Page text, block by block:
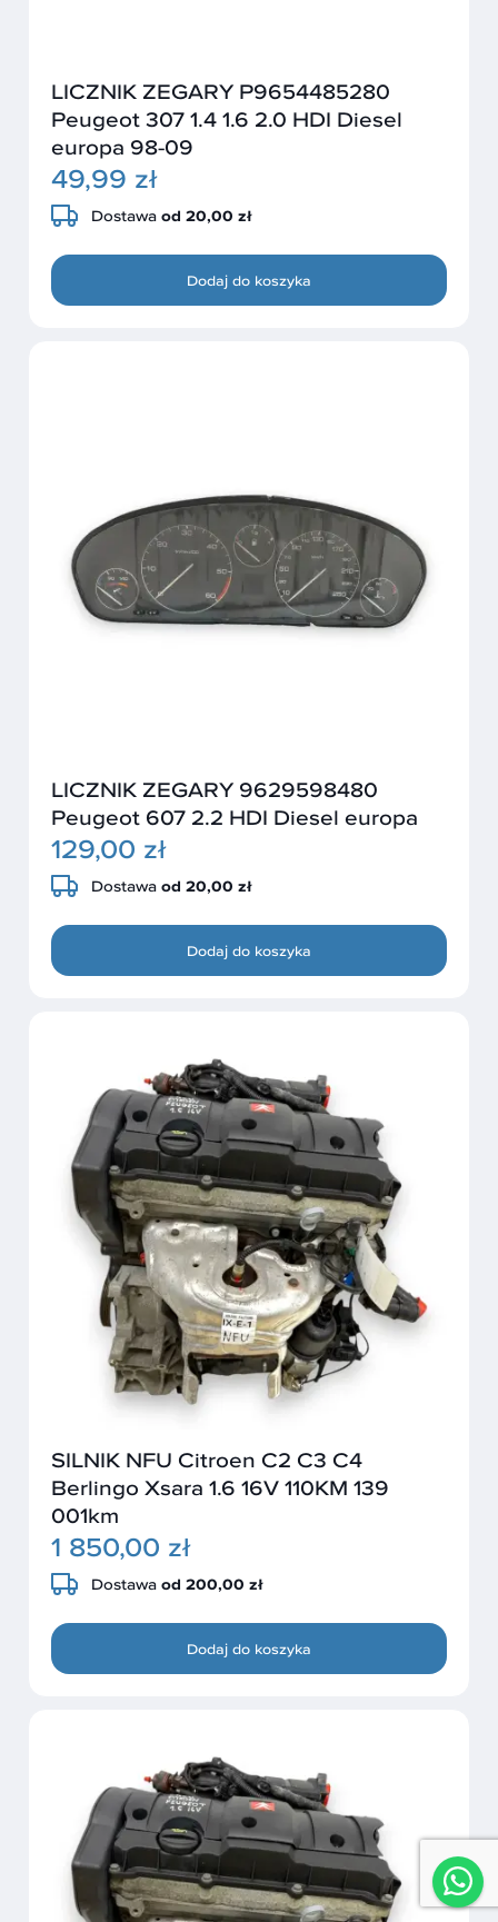
LICZNIK ZEGARY P9654485280
Peugeot 307 1.4 1.6 2.0 HDI Diesel
europa 98-09
49,99 zł
Dostawa od 20,00 zł
Dodaj do koszyka
LICZNIK ZEGARY 9629598480
Peugeot 607 2.2 HDI Diesel europa
129,00 zł
Dostawa od 20,00 zł
Dodaj do koszyka
SILNIK NFU Citroen C2 C3 C4
Berlingo Xsara 1.6 16V 110KM 139
001km
1 850,00 zł
Dostawa od 200,00 zł
Dodaj do koszyka